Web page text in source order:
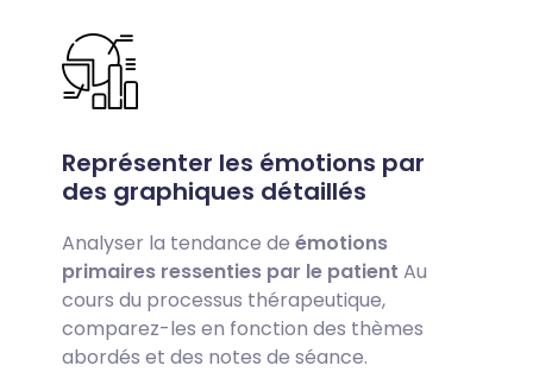
Représenter les émotions par
des graphiques détaillés
Analyser la tendance de émotions
primaires ressenties par le patient Au
cours du processus thérapeutique,
comparez-les en fonction des thèmes
abordés et des notes de séance.